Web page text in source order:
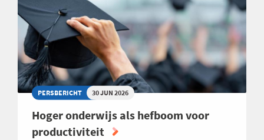
PERSBERICHT 30 JUN 2026
Hoger onderwijs als hefboom voor
productiviteit